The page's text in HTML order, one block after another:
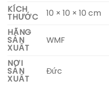
KÍCH
THƯỚC
10 × 10 × 10 cm
HÃNG
SẢN
XUẤT
WMF
NƠI
SẢN
XUẤT
Đức